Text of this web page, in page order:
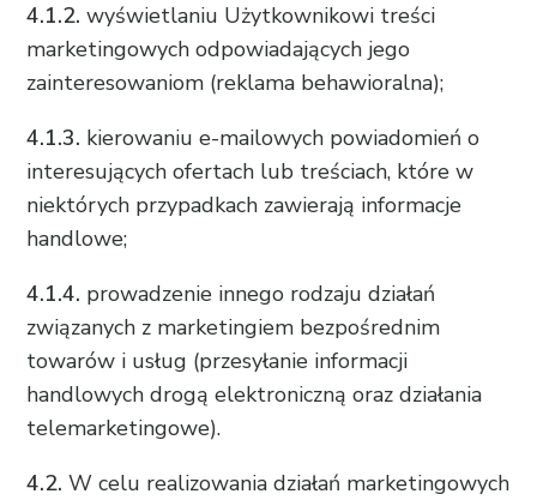
4.1.2. wyświetlaniu Użytkownikowi treści
marketingowych odpowiadających jego
zainteresowaniom (reklama behawioralna);
4.1.3. kierowaniu e-mailowych powiadomień o
interesujących ofertach lub treściach, które w
niektórych przypadkach zawierają informacje
handlowe;
4.1.4. prowadzenie innego rodzaju działań
związanych z marketingiem bezpośrednim
towarów i usług (przesyłanie informacji
handlowych drogą elektroniczną oraz działania
telemarketingowe).
4.2. W celu realizowania działań marketingowych